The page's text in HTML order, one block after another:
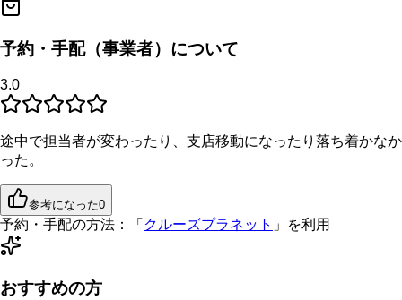
予約・手配（事業者）について
3.0
途中で担当者が変わったり、支店移動になったり落ち着かなか
った。
参考になった0
予約・手配の方法： 「 クルーズプラネット 」を利用
おすすめの方